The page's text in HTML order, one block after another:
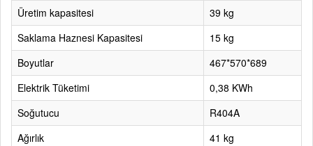
Üretim kapasitesi
39 kg
Saklama Haznesi Kapasitesi
15 kg
Boyutlar
467*570*689
Elektrik Tüketimi
0,38 KWh
Soğutucu
R404A
Ağırlık
41 kg